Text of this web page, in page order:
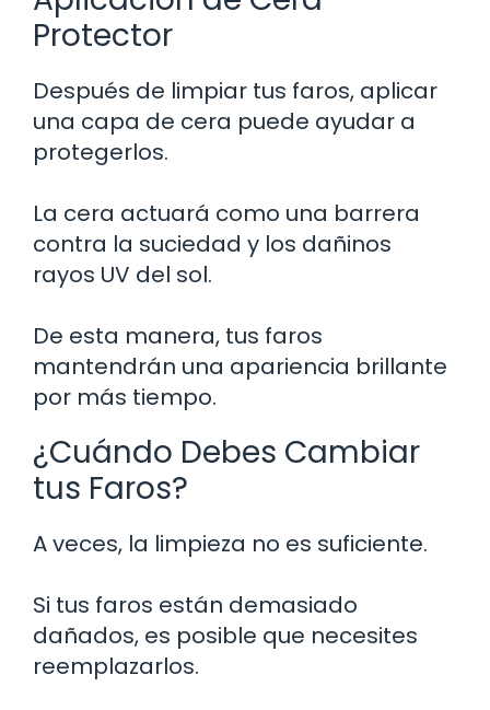
Protector
Después de limpiar tus faros, aplicar
una capa de cera puede ayudar a
protegerlos.
La cera actuará como una barrera
contra la suciedad y los dañinos
rayos UV del sol.
De esta manera, tus faros
mantendrán una apariencia brillante
por más tiempo.
¿Cuándo Debes Cambiar
tus Faros?
A veces, la limpieza no es suficiente.
Si tus faros están demasiado
dañados, es posible que necesites
reemplazarlos.